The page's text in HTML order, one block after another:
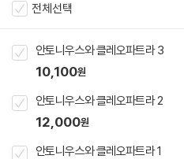
전체선택
안토니우스와 클레오파트라 3
10,100원
안토니우스와 클레오파트라 2
12,000원
안토니우스와 클레오파트라 1